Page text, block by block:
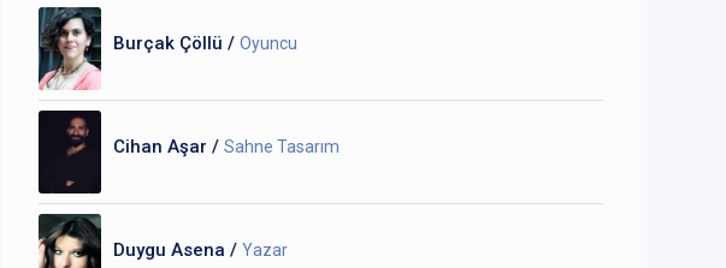
Burçak Çöllü / Oyuncu
Cihan Aşar / Sahne Tasarım
Duygu Asena / Yazar